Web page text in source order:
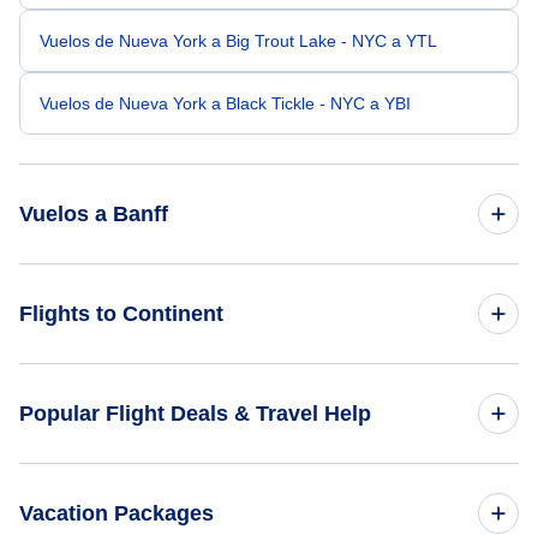
Vuelos de Nueva York a Big Trout Lake - NYC a YTL
Vuelos de Nueva York a Black Tickle - NYC a YBI
Vuelos a Banff
Vuelos de Omaha a Banff - OMA a YBA
Flights to Continent
Flights to Caribbean
Popular Flight Deals & Travel Help
Vacation Packages